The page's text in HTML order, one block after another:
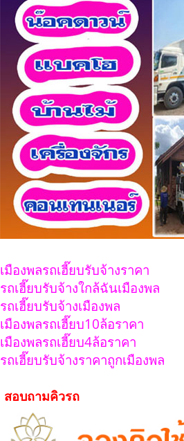
เมืองพลรถเฮี๊ยบรับจ้างราคา
รถเฮี๊ยบรับจ้างใกล้ฉันเมืองพล
รถเฮี๊ยบรับจ้างเมืองพล
เมืองพลรถเฮี๊ยบ10ล้อราคา
เมืองพลรถเฮี๊ยบ4ล้อราคา
รถเฮี๊ยบรับจ้างราคาถูกเมืองพล
สอบถามคิวรถ